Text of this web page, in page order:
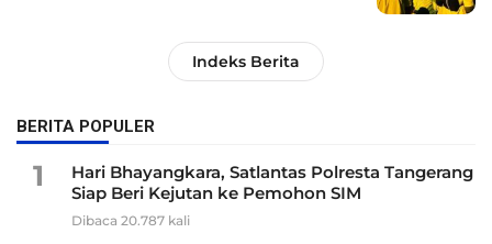
Indeks Berita
BERITA POPULER
1
Hari Bhayangkara, Satlantas Polresta Tangerang
Siap Beri Kejutan ke Pemohon SIM
Dibaca 20.787 kali